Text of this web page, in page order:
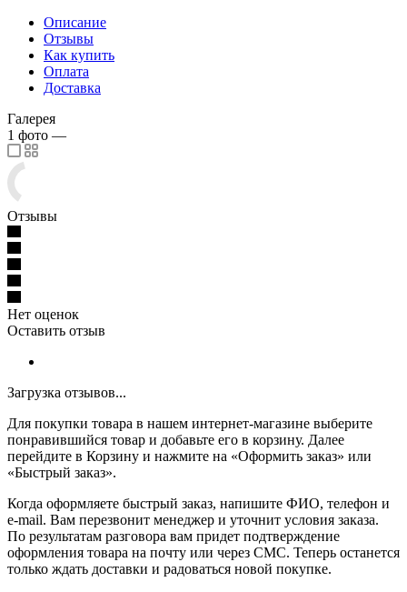
Описание
Отзывы
Как купить
Оплата
Доставка
Галерея
1 фото —
Отзывы
Нет оценок
Оставить отзыв
Загрузка отзывов...
Для покупки товара в нашем интернет-магазине выберите
понравившийся товар и добавьте его в корзину. Далее
перейдите в Корзину и нажмите на «Оформить заказ» или
«Быстрый заказ».
Когда оформляете быстрый заказ, напишите ФИО, телефон и
e-mail. Вам перезвонит менеджер и уточнит условия заказа.
По результатам разговора вам придет подтверждение
оформления товара на почту или через СМС. Теперь останется
только ждать доставки и радоваться новой покупке.